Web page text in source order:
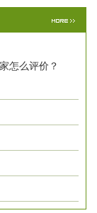
怎么评价？